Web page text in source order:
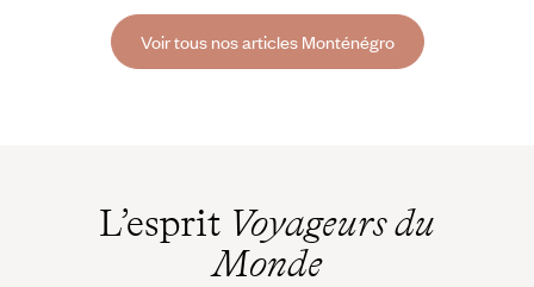
presque, le long de littoraux sublimes, peu construits.
Voir tous nos articles Monténégro
L’esprit Voyageurs du
Monde